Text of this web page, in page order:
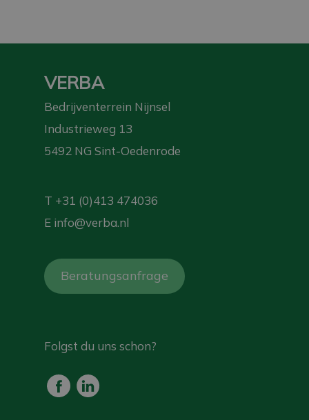
VERBA
Bedrijventerrein Nijnsel
Industrieweg 13
5492 NG Sint-Oedenrode
T +31 (0)413 474036
E info@verba.nl
Beratungsanfrage
Folgst du uns schon?